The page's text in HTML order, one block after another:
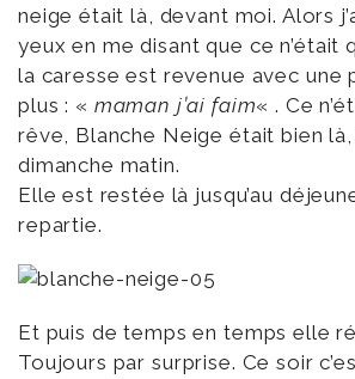
neige était là, devant moi. Alors
yeux en me disant que ce n’était
la caresse est revenue avec une
plus : « maman j’ai faim« . Ce
rêve, Blanche Neige était bien
dimanche matin.
Elle est restée là jusqu’au
repartie.
Et puis de temps en temps elle
Toujours par surprise. Ce soir